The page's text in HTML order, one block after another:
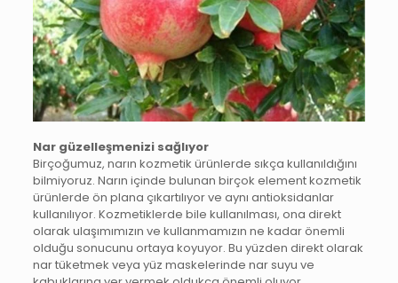
Nar güzelleşmenizi sağlıyor
Birçoğumuz, narın kozmetik ürünlerde sıkça kullanıldığını
bilmiyoruz. Narın içinde bulunan birçok element kozmetik
ürünlerde ön plana çıkartılıyor ve aynı antioksidanlar
kullanılıyor. Kozmetiklerde bile kullanılması, ona direkt
olarak ulaşımımızın ve kullanmamızın ne kadar önemli
olduğu sonucunu ortaya koyuyor. Bu yüzden direkt olarak
nar tüketmek veya yüz maskelerinde nar suyu ve